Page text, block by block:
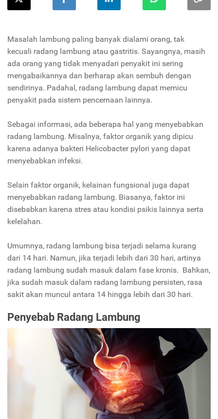
Masalah lambung paling banyak dialami orang, tak
kecuali radang lambung atau gastritis. Sayangnya, masih
ada orang yang tidak menyadari penyakit ini sering
mengabaikannya dan berharap akan sembuh dengan
sendirinya. Padahal, radang lambung dapat memicu
penyakit pada sistem pencernaan lainnya.
Sebagai informasi, ada beberapa hal yang menyebabkan
radang lambung. Misalnya, faktor organik yang dipicu
karena adanya bakteri Helicobacter pylori yang dapat
menyebabkan infeksi.
Selain faktor organik, kelainan fungsional juga dapat
menyebabkan radang lambung. Biasanya, faktor ini
disebabkan karena stres atau kondisi psikis lainnya serta
kelelahan.
Umumnya, radang lambung bisa terjadi selama kurang
dari 14 hari. Namun, jika terjadi lebih dari 30 hari, artinya
radang lambung sudah masuk dalam fase kronis. Bahkan,
jika sudah masuk dalam radang lambung persisten, rasa
sakit akan muncul antara 14 hingga lebih dari 30 hari.
Penyebab Radang Lambung